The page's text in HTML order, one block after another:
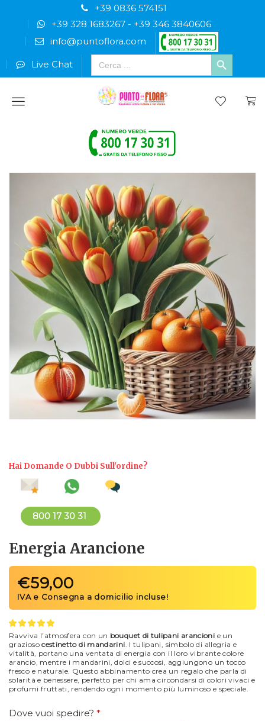
+39 0836 574151
+39 328 1683267- +39 346 3840606
info@puntoflora.com
Live Chat
Search
for:
Menu
Hai Domande O Dubbi Sull'ordine?
800 17 30 31
Energia Arancione
€59,00
Ravviva l’atmosfera con un bouquet di tulipani arancioni e un
graziosocestinetto di mandarini. I tulipani, simbolo di allegria e
vitalità, portano una ventata di energia con il loro vibrante colore
arancio, mentre i mandarini, dolci e succosi, aggiungono un tocco
fresco e naturale. Questo abbinamento crea un regalo che parla di
solarità e benessere, perfetto per chi ama circondarsi di colori vivaci e
profumi fruttati, rendendo ogni momento più luminoso e speciale.
Dove vuoi spedire? *